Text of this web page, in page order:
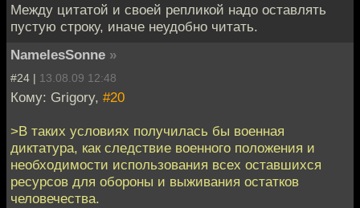
Между цитатой и своей репликой надо оставлять
пустую строку, иначе неудобно читать.
NamelesSonne »
#24 | 13.08.09 12:48
Кому: Grigory, #20
>В таких условиях получилась бы военная
диктатура, как следствие военного положения и
необходимости использования всех оставшихся
ресурсов для обороны и выживания остатков
человечества.